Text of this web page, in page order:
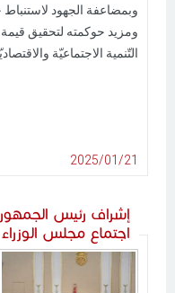
وبمضاعفة الجهود
ومزيد حوكمته لتحقيق
التّنمية الاجتماعيّة
2025/01/21
إشراف رئيس
اجتماع مجلس الوزراء